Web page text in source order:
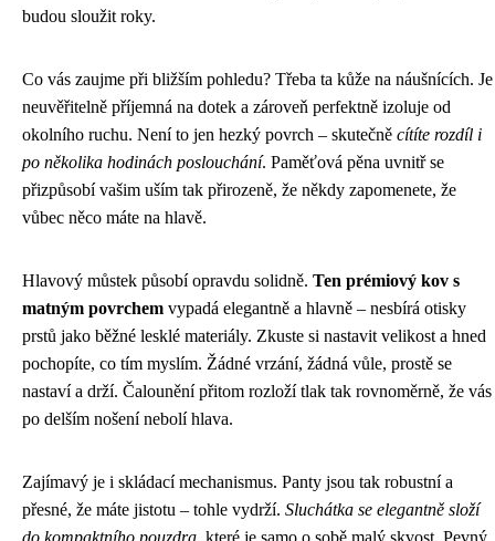
budou sloužit roky.
Co vás zaujme při bližším pohledu? Třeba ta kůže na náušnících. Je
neuvěřitelně příjemná na dotek a zároveň perfektně izoluje od
okolního ruchu. Není to jen hezký povrch – skutečně cítíte rozdíl i
po několika hodinách poslouchání. Paměťová pěna uvnitř se
přizpůsobí vašim uším tak přirozeně, že někdy zapomenete, že
vůbec něco máte na hlavě.
Hlavový můstek působí opravdu solidně. Ten prémiový kov s
matným povrchem vypadá elegantně a hlavně – nesbírá otisky
prstů jako běžné lesklé materiály. Zkuste si nastavit velikost a hned
pochopíte, co tím myslím. Žádné vrzání, žádná vůle, prostě se
nastaví a drží. Čalounění přitom rozloží tlak tak rovnoměrně, že vás
po delším nošení nebolí hlava.
Zajímavý je i skládací mechanismus. Panty jsou tak robustní a
přesné, že máte jistotu – tohle vydrží. Sluchátka se elegantně složí